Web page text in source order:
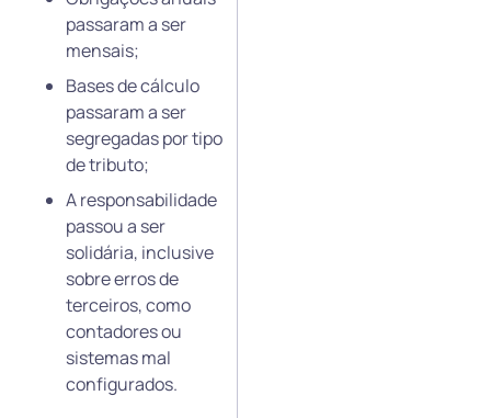
passaram a ser
mensais;
Bases de cálculo
passaram a ser
segregadas por tipo
de tributo;
A responsabilidade
passou a ser
solidária, inclusive
sobre erros de
terceiros, como
contadores ou
sistemas mal
configurados.